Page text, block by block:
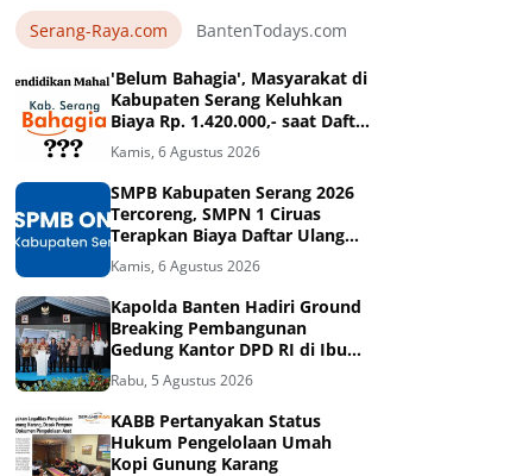
Serang-Raya.com BantenTodays.com
'Belum Bahagia', Masyarakat di
Kabupaten Serang Keluhkan
Biaya Rp. 1.420.000,- saat Daftar
Ulang di SMPN 1 Ciruas
Kamis, 6 Agustus 2026
SMPB Kabupaten Serang 2026
Tercoreng, SMPN 1 Ciruas
Terapkan Biaya Daftar Ulang
Sebesar Rp. 1.420.000,?
Kamis, 6 Agustus 2026
Kapolda Banten Hadiri Ground
Breaking Pembangunan
Gedung Kantor DPD RI di Ibu
Kota Provinsi Banten
Rabu, 5 Agustus 2026
KABB Pertanyakan Status
Hukum Pengelolaan Umah
Kopi Gunung Karang